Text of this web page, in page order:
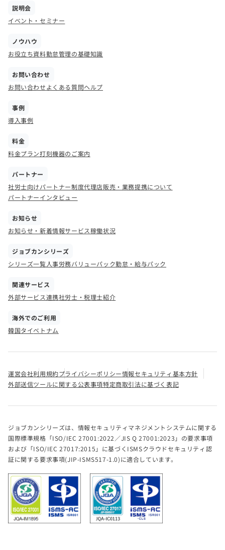
説明会
イベント・セミナー
ノウハウ
お役立ち資料勤怠管理の基礎知識
お問い合わせ
お問い合わせよくある質問ヘルプ
事例
導入事例
料金
料金プラン打刻機器のご案内
パートナー
社労士向けパートナー制度代理店販売・業務提携について
パートナーインタビュー
お知らせ
お知らせ・新着情報サービス稼働状況
ジョブカンシリーズ
シリーズ一覧人事労務バリューパック勤怠・給与パック
関連サービス
外部サービス連携社労士・税理士紹介
海外でのご利用
韓国タイベトナム
運営会社利用規約プライバシーポリシー情報セキュリティ基本方針
外部送信ツールに関する公表事項特定商取引法に基づく表記
ジョブカンシリーズは、情報セキュリティマネジメントシステムに関する
国際標準規格「ISO/IEC 27001:2022／JIS Q 27001:2023」の要求事項
および「ISO/IEC 27017:2015」に基づくISMSクラウドセキュリティ認
証に関する要求事項(JIP-ISMS517-1.0)に適合しています。